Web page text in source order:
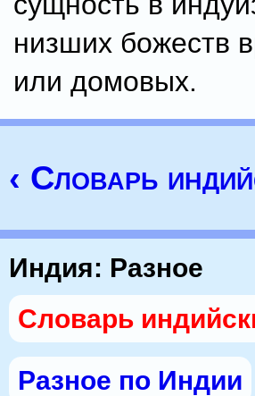
низших божеств
или домовых.
‹ Словарь
Индия: Разное
Словарь
Разное по Индии